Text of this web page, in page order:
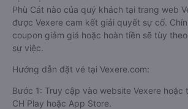
Phù Cát nào của quý khách tại trang web
được Vexere cam kết giải quyết sự cố.
coupon giảm giá hoặc hoàn tiền sẽ tùy
sự việc.
Hướng dẫn đặt vé tại Vexere.com:
Bước 1: Truy cập vào website Vexere hoặc
CH Play hoặc App Store.